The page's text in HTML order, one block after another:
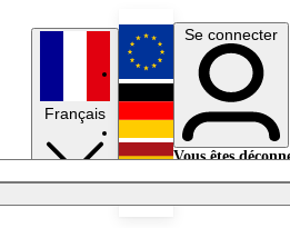
Français
English
Deutsch
Se connecter
Vous êtes